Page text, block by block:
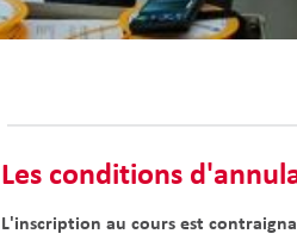
Les conditions
L'inscription au cours est